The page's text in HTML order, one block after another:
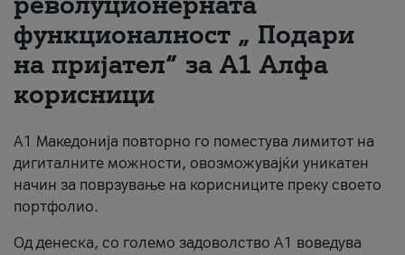
За нас
#ПодобарОнлајн
функционалност „ Подари
на пријател“ за А1 Алфа
корисници
А1 Македонија повторно го поместува лимитот на
дигиталните можности, овозможувајќи уникатен
начин за поврзување на корисниците преку своето
портфолио.
Од денеска, со големо задоволство А1 воведува